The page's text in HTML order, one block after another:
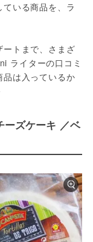
いる商品を、ラ
トまで、さまざ
ライターの口コミ
品は入っているか
ーズケーキ ／ベ